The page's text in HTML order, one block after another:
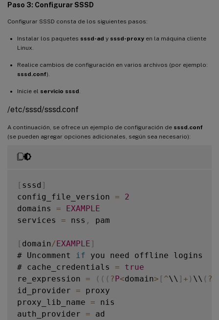
Paso 3: Configurar SSSD
Configurar SSSD consta de los siguientes pasos:
Instalar los paquetes sssd-ad y sssd-proxy en la máquina cliente
Linux.
Realice cambios de configuración en varios archivos (por ejemplo:
sssd.conf).
Inicie el servicio sssd
/etc/sssd/sssd.conf
A continuación, se ofrece un ejemplo de configuración de sssd.conf
(se pueden agregar opciones adicionales, según sea necesario):
[ sssd ]
config_file_version =
2
domains =
EXAMPLE
services = nss , pam
[ domain/EXAMPLE ]
# Uncomment
if you need offline logins
# cache_credentials =
true
re_expression = ( ( ( ?P<domain> [ ^\\ ] + ) \\ ( ?
id_provider = proxy
proxy_lib_name = nis
auth_provider = ad